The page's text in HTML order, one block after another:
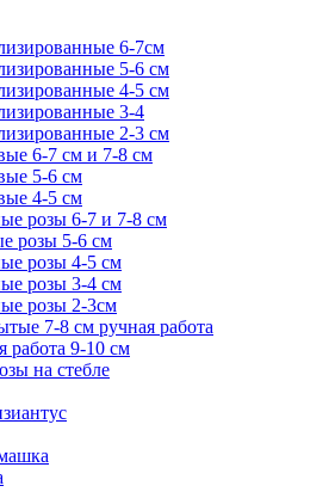
6-7см
5-6 см
4-5 см
3-4
2-3 см
6-7 см и 7-8 см
5-6 см
4-5 см
розы 6-7 и 7-8 см
розы 5-6 см
розы 4-5 см
розы 3-4 см
розы 2-3см
7-8 см ручная работа
работа 9-10 см
на стебле